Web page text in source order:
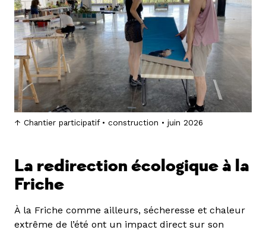
Chantier participatif • construction • juin 2026
La redirection écologique à la
Friche
À la Friche comme ailleurs, sécheresse et chaleur
extrême de l’été ont un impact direct sur son